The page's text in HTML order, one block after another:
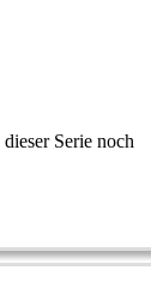
Serie noch